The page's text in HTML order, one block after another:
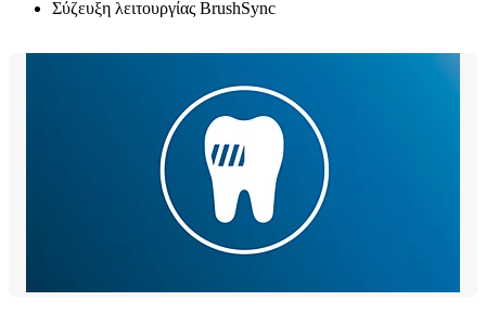
Σύζευξη λειτουργίας BrushSync